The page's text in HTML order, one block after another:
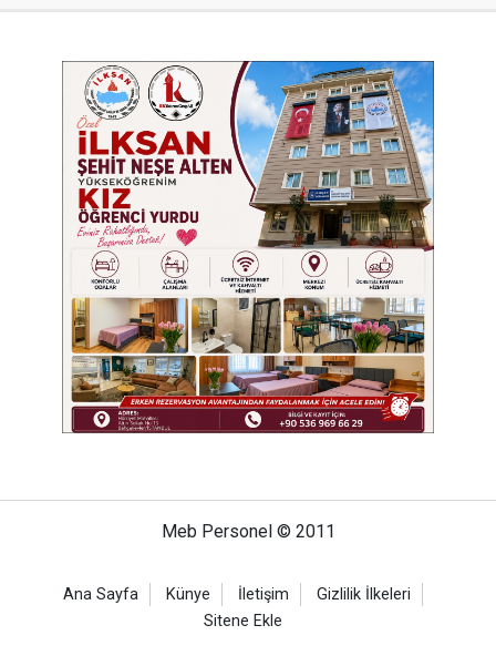
Meb Personel © 2011
Ana Sayfa Künye İletişim
Gizlilik İlkeleri
Sitene Ekle